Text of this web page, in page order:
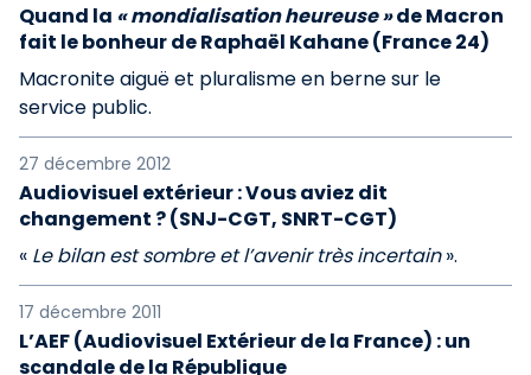
Quand la « mondialisation heureuse »de Macron
fait le bonheur de Raphaël Kahane (France 24)
Macronite aiguë et pluralisme en berne sur le
service public.
27 décembre 2012
Audiovisuel extérieur : Vous aviez dit
changement ? (SNJ-CGT, SNRT-CGT)
« Le bilan est sombre et l’avenir très incertain».
17 décembre 2011
L’AEF (Audiovisuel Extérieur de la France) : un
scandale de la République